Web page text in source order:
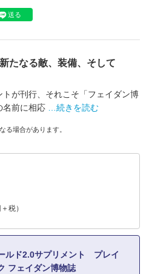
送る
たなる敵、装備、そして
が刊行、それこそ「フェイダン博
名前に相応
…続きを読む
る場合があります。
税）
ルド2.0サプリメント プレイ
フェイダン博物誌